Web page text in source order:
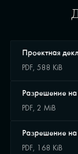
Проектная
PDF, 588 KiB
Разрешение на
PDF, 2 MiB
Разрешение
PDF, 168 KiB